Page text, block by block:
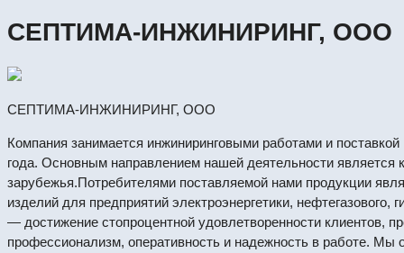
СЕПТИМА-ИНЖИНИРИНГ, ООО
СЕПТИМА-ИНЖИНИРИНГ, ООО
Компания занимается инжиниринговыми работами и
года. Основным направлением нашей деятельности является
зарубежья.Потребителями поставляемой нами продукции
изделий для предприятий электроэнергетики,
— достижение стопроцентной удовлетворенности клиентов,
профессионализм, оперативность и надежность в работе.